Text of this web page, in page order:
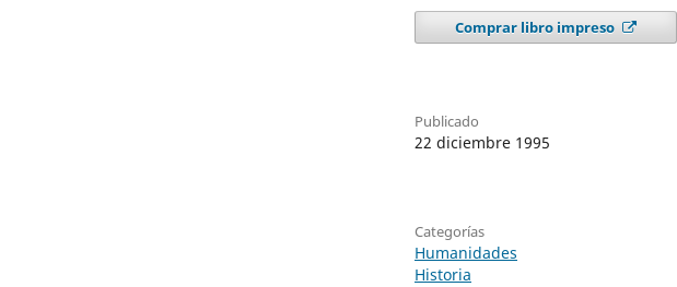
Comprar libro impreso
Publicado
22 diciembre 1995
Categorías
Humanidades
Historia